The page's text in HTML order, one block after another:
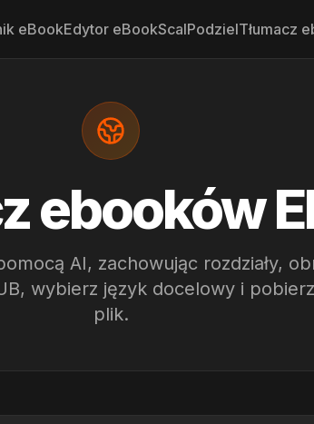
eBookEdytor eBookScalPodzielTłumacz
ebooków
AI, zachowując rozdziały,
wybierz język docelowy i
plik.